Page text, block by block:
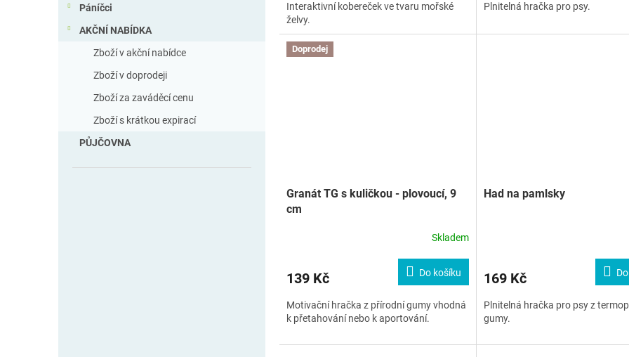
Páníčci
AKČNÍ NABÍDKA
Zboží v akční nabídce
Zboží v doprodeji
Zboží za zaváděcí cenu
Zboží s krátkou expirací
PŮJČOVNA
Interaktivní kobereček ve tvaru mořské
želvy.
Plnitelná hračka pro psy.
Doprodej
Granát TG s kuličkou - plovoucí, 9
cm
Skladem
139 Kč Do košíku
Motivační hračka z přírodní gumy vhodná
k přetahování nebo k aportování.
Had na pamlsky
169 Kč
Plnitelná hračka pro psy z
gumy.